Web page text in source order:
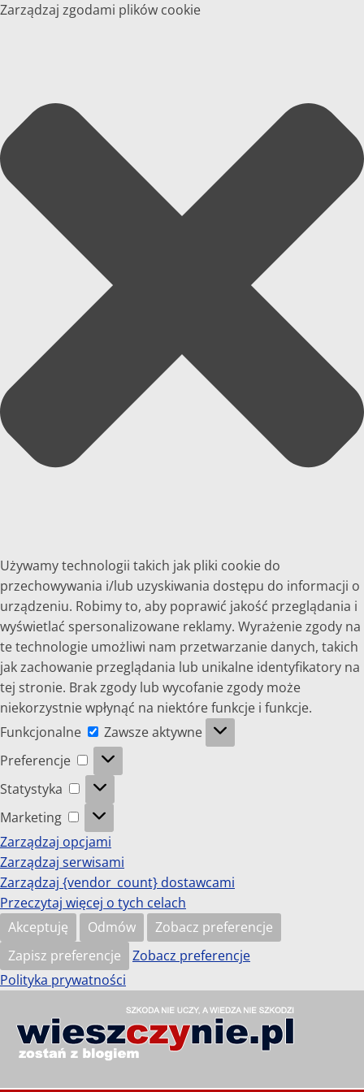
Zarządzaj zgodami plików cookie
Używamy technologii takich jak pliki cookie do
przechowywania i/lub uzyskiwania dostępu do informacji o
urządzeniu. Robimy to, aby poprawić jakość przeglądania i
wyświetlać spersonalizowane reklamy. Wyrażenie zgody na
te technologie umożliwi nam przetwarzanie danych, takich
jak zachowanie przeglądania lub unikalne identyfikatory na
tej stronie. Brak zgody lub wycofanie zgody może
niekorzystnie wpłynąć na niektóre funkcje i funkcje.
Funkcjonalne
Funkcjonalne
Zawsze aktywne
Preferencje
Preferencje
Statystyka
Statystyka
Marketing
Marketing
Zarządzaj opcjami
Zarządzaj serwisami
Zarządzaj {vendor_count} dostawcami
Przeczytaj więcej o tych celach
Akceptuję
Odmów
Zobacz preferencje
Zapisz preferencje
Zobacz preferencje
Polityka prywatności
treściwieszczynie.pl
Szkoda